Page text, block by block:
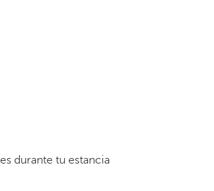
durante tu estancia